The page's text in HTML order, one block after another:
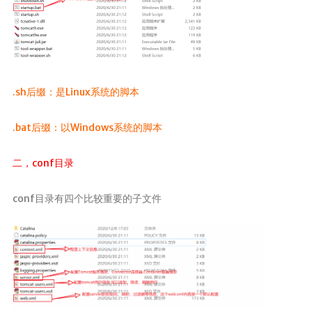
.sh后缀：是Linux系统的脚本
.bat后缀：以Windows系统的脚本
二，conf目录
conf目录有四个比较重要的子文件
版本控制
Maven
SVN
核心
设计模式
日期归档